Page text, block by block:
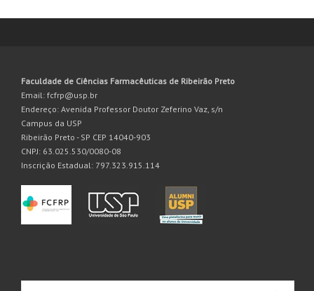
Faculdade de Ciências Farmacêuticas de Ribeirão Preto
Email: fcfrp@usp.br
Endereço: Avenida Professor Doutor Zeferino Vaz, s/n
Campus da USP
Ribeirão Preto - SP CEP 14040-903
CNPJ: 63.025.530/0080-08
Inscrição Estadual: 797.323.915.114